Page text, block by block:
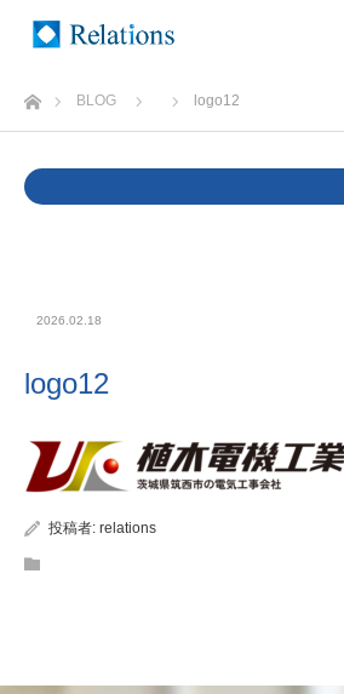
ホームBLOG logo12
2026.02.18
logo12
投稿者: relations